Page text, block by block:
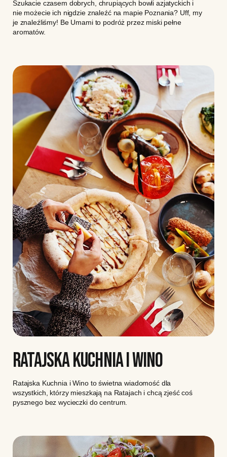
Szukacie czasem dobrych, chrupiących bowli azjatyckich i
nie możecie ich nigdzie znaleźć na mapie Poznania? Uff, my
je znaleźliśmy! Be Umami to podróż przez miski pełne
aromatów.
RATAJSKA KUCHNIA I WINO
Ratajska Kuchnia i Wino to świetna wiadomość dla
wszystkich, którzy mieszkają na Ratajach i chcą zjeść coś
pysznego bez wycieczki do centrum.